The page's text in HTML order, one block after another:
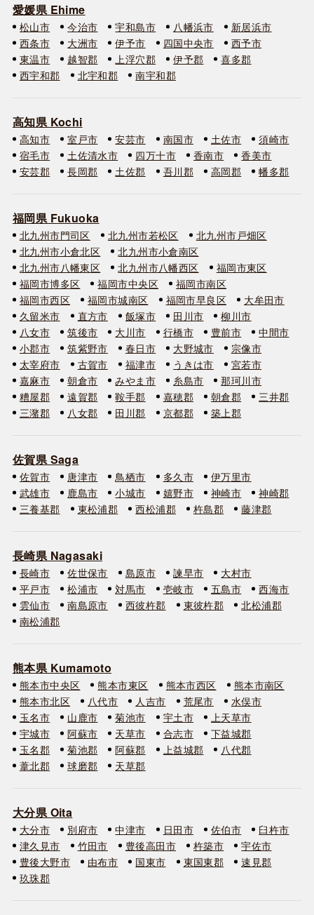
愛媛県 Ehime
松山市 今治市 宇和島市 八幡浜市
新居浜市
西条市
大洲市 伊予市 四国中央市
西予市
東温市
越智郡 上浮穴郡 伊予郡
喜多郡
西宇和郡
北宇和郡 南宇和郡
高知県 Kochi
高知市 室戸市 安芸市 南国市 土佐市
須崎市
宿毛市
土佐清水市 四万十市 香南市
香美市
安芸郡
長岡郡 土佐郡 吾川郡 高岡郡 幡多郡
福岡県 Fukuoka
北九州市門司区 北九州市若松区
北九州市戸畑区
北九州市小倉北区
北九州市小倉南区
北九州市八幡東区
北九州市八幡西区
福岡市東区
福岡市博多区
福岡市中央区
福岡市南区
福岡市西区
福岡市城南区 福岡市早良区
大牟田市
久留米市
直方市 飯塚市 田川市
柳川市
八女市
筑後市 大川市 行橋市 豊前市
中間市
小郡市
筑紫野市 春日市 大野城市
宗像市
太宰府市
古賀市 福津市 うきは市
宮若市
嘉麻市
朝倉市 みやま市 糸島市
那珂川市
糟屋郡
遠賀郡 鞍手郡 嘉穂郡 朝倉郡
三井郡
三潴郡
八女郡 田川郡 京都郡 築上郡
佐賀県 Saga
佐賀市 唐津市 鳥栖市 多久市
伊万里市
武雄市
鹿島市 小城市 嬉野市 神崎市
神崎郡
三養基郡
東松浦郡 西松浦郡 杵島郡 藤津郡
長崎県 Nagasaki
長崎市 佐世保市 島原市 諫早市
大村市
平戸市
松浦市 対馬市 壱岐市 五島市
西海市
雲仙市
南島原市 西彼杵郡 東彼杵郡
北松浦郡
南松浦郡
熊本県 Kumamoto
熊本市中央区 熊本市東区 熊本市西区
熊本市南区
熊本市北区
八代市 人吉市 荒尾市
水俣市
玉名市
山鹿市 菊池市 宇土市
上天草市
宇城市
阿蘇市 天草市 合志市
下益城郡
玉名郡
菊池郡 阿蘇郡 上益城郡
八代郡
葦北郡
球磨郡 天草郡
大分県 Oita
大分市 別府市 中津市 日田市 佐伯市
臼杵市
津久見市
竹田市 豊後高田市 杵築市
宇佐市
豊後大野市
由布市 国東市 東国東郡
速見郡
玖珠郡